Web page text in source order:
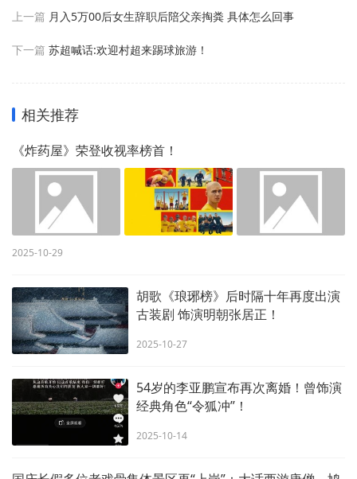
上一篇 月入5万00后女生辞职后陪父亲掏粪 具体怎么回事
下一篇 苏超喊话:欢迎村超来踢球旅游！
相关推荐
《炸药屋》荣登收视率榜首！
2025-10-29
胡歌《琅琊榜》后时隔十年再度出演
古装剧 饰演明朝张居正！
2025-10-27
54岁的李亚鹏宣布再次离婚！曾饰演
经典角色“令狐冲”！
2025-10-14